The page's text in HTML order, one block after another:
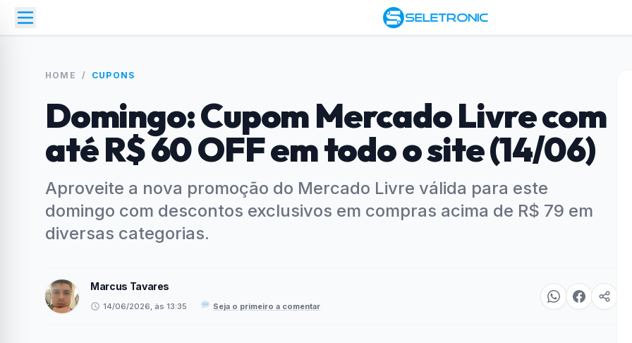
HOME / CUPONS
Domingo: Cupom Mercado Livre com
até R$ 60 OFF em todo o site (14/06)
Aproveite a nova promoção do Mercado Livre válida para este
domingo com descontos exclusivos em compras acima de R$ 79 em
diversas categorias.
Marcus Tavares
14/06/2026, às 13:35 · Seja o primeiro a comentar